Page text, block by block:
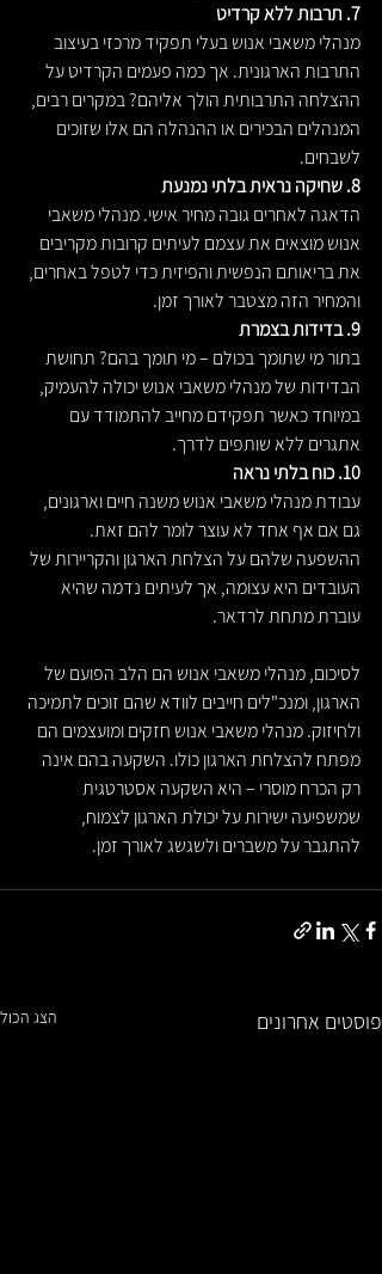
7. תרבות ללא קרדיט
מנהלי משאבי אנוש בעלי תפקיד מרכזי בעיצוב
התרבות הארגונית. אך כמה פעמים הקרדיט על
ההצלחה התרבותית הולך אליהם? במקרים רבים,
המנהלים הבכירים או ההנהלה הם אלו שזוכים
לשבחים.
8. שחיקה נראית בלתי נמנעת
הדאגה לאחרים גובה מחיר אישי. מנהלי משאבי
אנוש מוצאים את עצמם לעיתים קרובות מקריבים
את בריאותם הנפשית והפיזית כדי לטפל באחרים,
והמחיר הזה מצטבר לאורך זמן.
9. בדידות בצמרת
בתור מי שתומך בכולם – מי תומך בהם? תחושת
הבדידות של מנהלי משאבי אנוש יכולה להעמיק,
במיוחד כאשר תפקידם מחייב להתמודד עם
אתגרים ללא שותפים לדרך.
10. כוח בלתי נראה
עבודת מנהלי משאבי אנוש משנה חיים וארגונים,
גם אם אף אחד לא עוצר לומר להם זאת.
ההשפעה שלהם על הצלחת הארגון והקריירות של
העובדים היא עצומה, אך לעיתים נדמה שהיא
עוברת מתחת לרדאר.
לסיכום, מנהלי משאבי אנוש הם הלב הפועם של
הארגון, ומנכ"לים חייבים לוודא שהם זוכים לתמיכה
ולחיזוק. מנהלי משאבי אנוש חזקים ומועצמים הם
מפתח להצלחת הארגון כולו. השקעה בהם אינה
רק הכרח מוסרי – היא השקעה אסטרטגית
שמשפיעה ישירות על יכולת הארגון לצמוח,
להתגבר על משברים ולשגשג לאורך זמן.
פוסטים אחרונים הצג הכול